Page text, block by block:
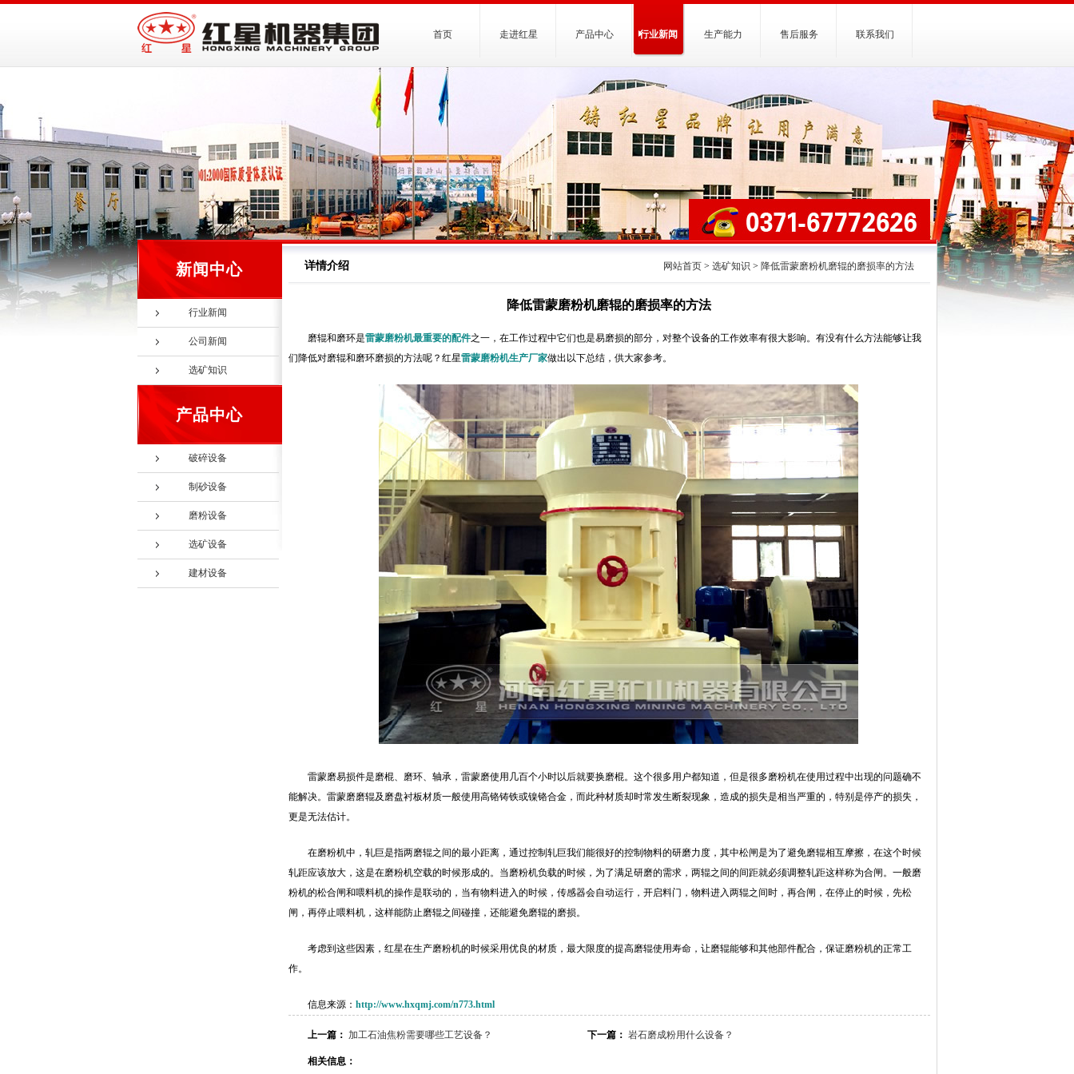
首页 走进红星 产品中心 行业新闻 生产能力 售后服务 联系我们
新闻中心
行业新闻
公司新闻
选矿知识
产品中心
破碎设备
制砂设备
磨粉设备
选矿设备
建材设备
详情介绍 网站首页> 选矿知识 > 降低雷蒙磨粉机磨辊的磨损率的方法
降低雷蒙磨粉机磨辊的磨损率的方法
磨辊和磨环是雷蒙磨粉机最重要的配件之一，在工作过程中它们也是易磨损的部分，对整个设备的工作效率有很大影响。有没有什么方法能够让我
们降低对磨辊和磨环磨损的方法呢？红星雷蒙磨粉机生产厂家做出以下总结，供大家参考。
雷蒙磨易损件是磨棍、磨环、轴承，雷蒙磨使用几百个小时以后就要换磨棍。这个很多用户都知道，但是很多磨粉机在使用过程中出现的问题确不
能解决。雷蒙磨磨辊及磨盘衬板材质一般使用高铬铸铁或镍铬合金，而此种材质却时常发生断裂现象，造成的损失是相当严重的，特别是停产的损失，
更是无法估计。
在磨粉机中，轧巨是指两磨辊之间的最小距离，通过控制轧巨我们能很好的控制物料的研磨力度，其中松闸是为了避免磨辊相互摩擦，在这个时候
轧距应该放大，这是在磨粉机空载的时候形成的。当磨粉机负载的时候，为了满足研磨的需求，两辊之间的间距就必须调整轧距这样称为合闸。一般磨
粉机的松合闸和喂料机的操作是联动的，当有物料进入的时候，传感器会自动运行，开启料门，物料进入两辊之间时，再合闸，在停止的时候，先松
闸，再停止喂料机，这样能防止磨辊之间碰撞，还能避免磨辊的磨损。
考虑到这些因素，红星在生产磨粉机的时候采用优良的材质，最大限度的提高磨辊使用寿命，让磨辊能够和其他部件配合，保证磨粉机的正常工
作。
信息来源： http://www.hxqmj.com/n773.html
上一篇： 加工石油焦粉需要哪些工艺设备？ 下一篇： 岩石磨成粉用什么设备？
相关信息：